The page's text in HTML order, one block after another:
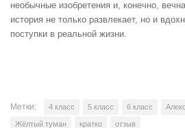
необычные изобретения и, конечно,
история не только развлекает, но и
поступки в реальной жизни.
Метки: 4 класс 5 класс 6 класс
Жёлтый туман кратко отзыв